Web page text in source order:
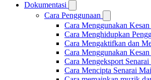
Dokumentasi
Cara Penggunaan
Cara Menggunakan
Cara Menghidupkan
Cara Mengaktifkan dan
Cara Menggunakan
Cara Mengeksport
Cara Mencipta Senarai